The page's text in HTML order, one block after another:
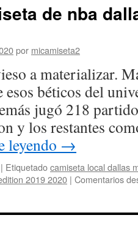
de nba
por micamiseta2
a materializar.
esos béticos del
jugó 218
y los restantes
leyendo →
| Etiquetadocamiseta local dallas
2019 2020 | Comentarios